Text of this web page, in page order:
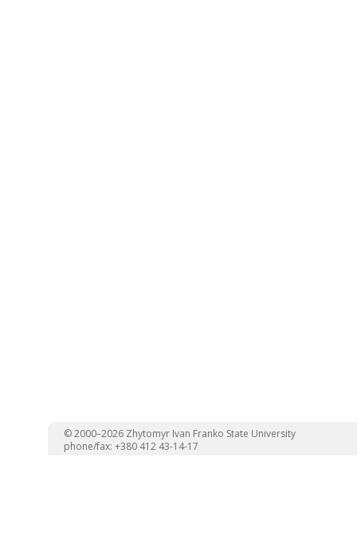
© 2000–2026 Zhytomyr Ivan Franko State University
phone/fax: +380 412 43-14-17